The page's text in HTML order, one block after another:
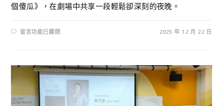
個傻瓜》，在劇場中共享一段輕鬆卻深刻的夜晚。
留言功能已關閉 2025 年 12 月 22 日